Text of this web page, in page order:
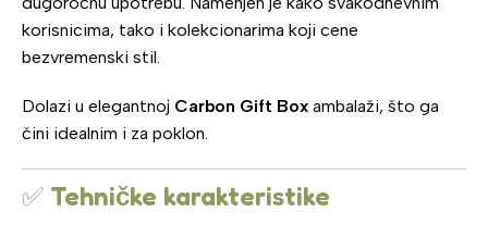
korisnicima, tako i kolekcionarima koji cene
bezvremenski stil.
Dolazi u elegantnoj Carbon Gift Box ambalaži, što ga
čini idealnim i za poklon.
✅ Tehničke karakteristike